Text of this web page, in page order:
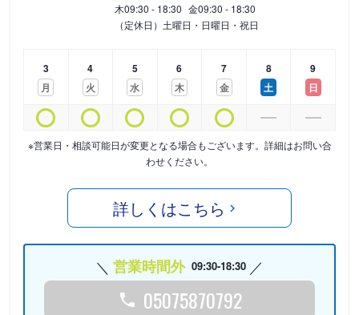
木09:30 - 18:30 金09:30 - 18:30
（定休日）土曜日・日曜日・祝日
3
月
4
火
5
水
6
木
7
金
8
土
9
日
※営業日・相談可能日が変更となる場合もございます。詳細はお問い合
わせください。
詳しくはこちら
営業時間外 09:30-18:30
05075870792